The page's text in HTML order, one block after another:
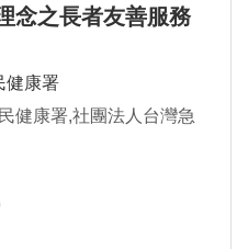
念之長者友善服務
健康署
健康署,社團法人台灣急